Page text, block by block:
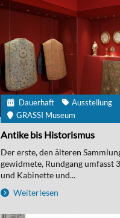
Dauerhaft
Ausstellung
GRASSI Museum
Antike bis Historismus
Der erste, den älteren
gewidmete, Rundgang umfasst
und Kabinette und...
Weiterlesen